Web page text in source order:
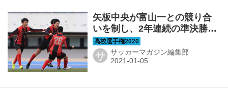
矢板中央が富山一との競り合
いを制し、2年連続の準決勝進
出！【準々決勝】
サ サッカーマガジン編集部